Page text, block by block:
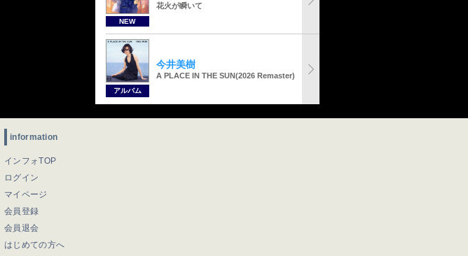
NEW
花火が瞬いて
アルバム
今井美樹
A PLACE IN THE SUN(2026 Remaster)
information
インフォTOP
ログイン
マイページ
会員登録
会員退会
はじめての方へ